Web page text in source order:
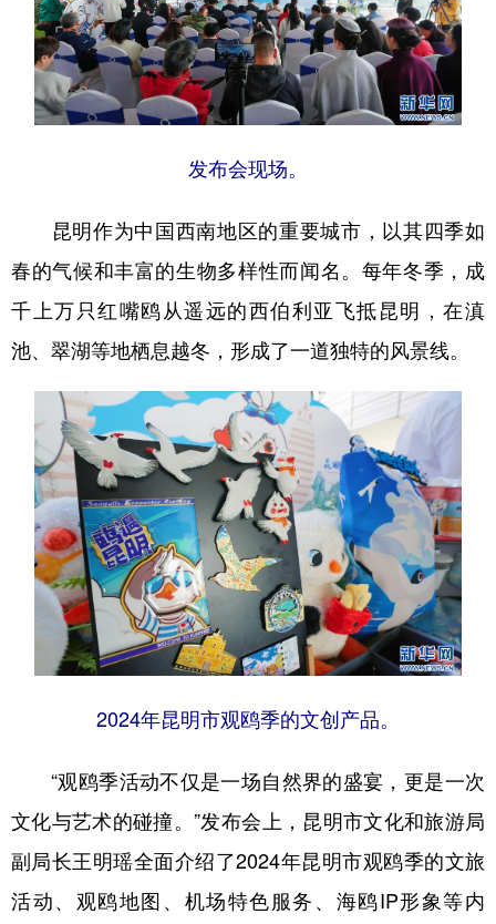
发布会现场。
昆明作为中国西南地区的重要城市，以其四季如
春的气候和丰富的生物多样性而闻名。每年冬季，成
千上万只红嘴鸥从遥远的西伯利亚飞抵昆明，在滇
池、翠湖等地栖息越冬，形成了一道独特的风景线。
2024年昆明市观鸥季的文创产品。
“观鸥季活动不仅是一场自然界的盛宴，更是一次
文化与艺术的碰撞。”发布会上，昆明市文化和旅游局
副局长王明瑶全面介绍了2024年昆明市观鸥季的文旅
活动、观鸥地图、机场特色服务、海鸥IP形象等内